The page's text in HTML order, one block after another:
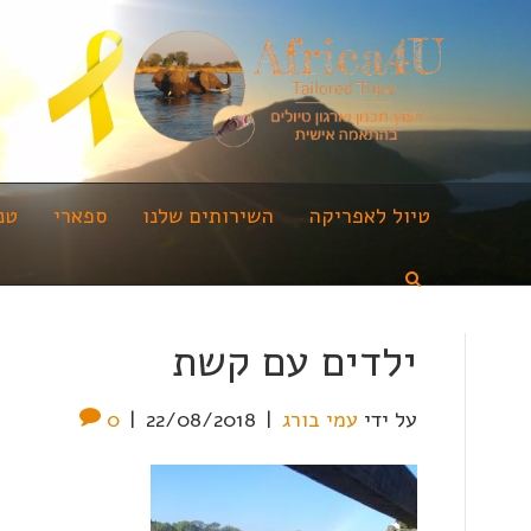
טיול לאפריקה השירותים שלנו ספארי
ילדים עם קשת
על ידי עמי בורג |
22/08/2018
|
0